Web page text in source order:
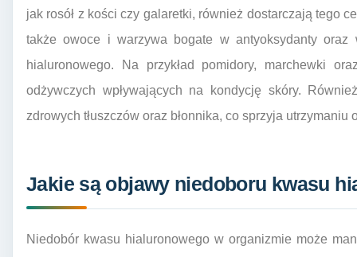
jak rosół z kości czy galaretki, również dostarczają tego
także owoce i warzywa bogate w antyoksydanty oraz
hialuronowego. Na przykład pomidory, marchewki
odżywczych wpływających na kondycję skóry.
zdrowych tłuszczów oraz błonnika, co sprzyja
Jakie są objawy niedoboru kwasu
Niedobór kwasu hialuronowego w organizmie może